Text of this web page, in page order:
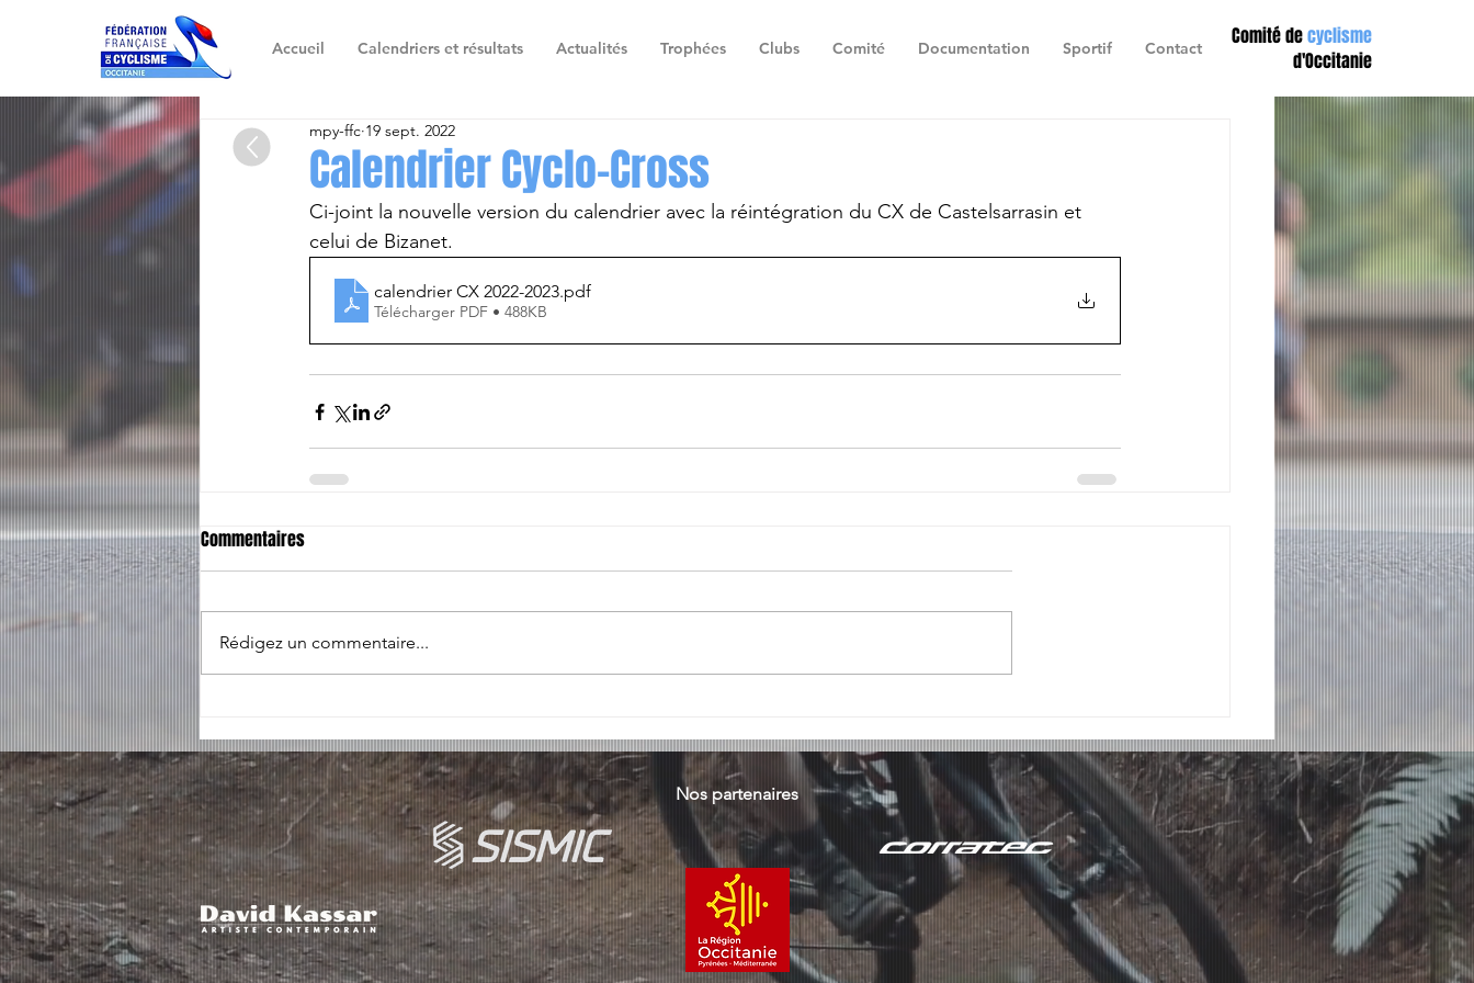
Accueil Calendriers et résultats Actualités Trophées Clubs Comité Documentation Sportif Contact Comité decyclisme
d'Occitanie
Calendrier Cyclo-Cross
mpy-ffc 19 sept. 2022
Ci-joint la nouvelle version du calendrier avec la réintégration du CX de Castelsarrasin et
celui de Bizanet.
calendrier CX 2022-2023.pdf
Télécharger PDF • 488KB
Commentaires
Rédigez un commentaire...
Nos partenaires